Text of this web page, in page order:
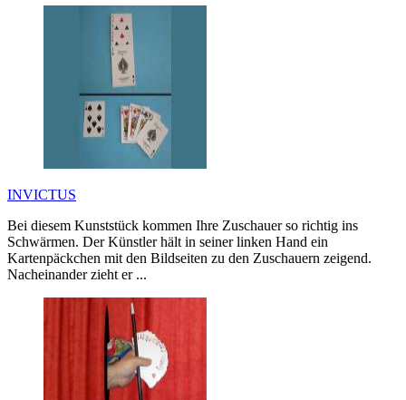
INVICTUS
Bei diesem Kunststück kommen Ihre Zuschauer so richtig ins
Schwärmen. Der Künstler hält in seiner linken Hand ein
Kartenpäckchen mit den Bildseiten zu den Zuschauern zeigend.
Nacheinander zieht er ...